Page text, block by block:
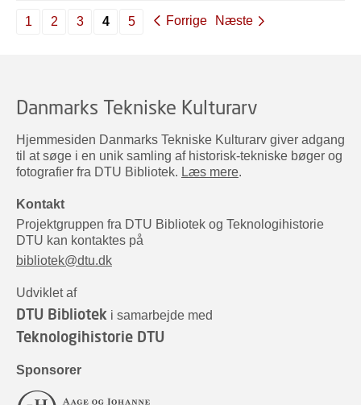
1 2 3 4 5 Forrige Næste
Danmarks Tekniske Kulturarv
Hjemmesiden Danmarks Tekniske Kulturarv giver adgang
til at søge i en unik samling af historisk-tekniske bøger og
fotografier fra DTU Bibliotek. Læs mere.
Kontakt
Projektgruppen fra DTU Bibliotek og Teknologihistorie
DTU kan kontaktes på
bibliotek@dtu.dk
Udviklet af
DTU Bibliotek i samarbejde med
Teknologihistorie DTU
Sponsorer